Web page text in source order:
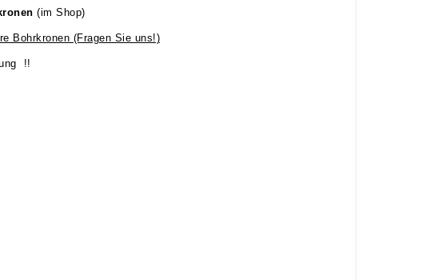
(im Shop)
Bohrkronen (Fragen Sie uns!)
!!